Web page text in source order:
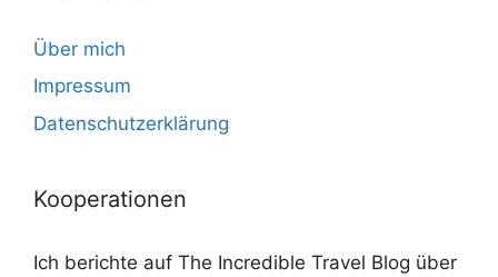
Über mich
Impressum
Datenschutzerklärung
Kooperationen
Ich berichte auf The Incredible Travel Blog über